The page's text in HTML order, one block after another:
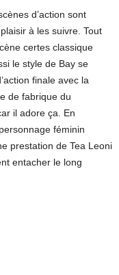
d’action sont
à les suivre. Tout
certes classique
le style de Bay se
finale avec la
de fabrique du
il adore ça. En
féminin
prestation de Tea Leoni
entacher le long